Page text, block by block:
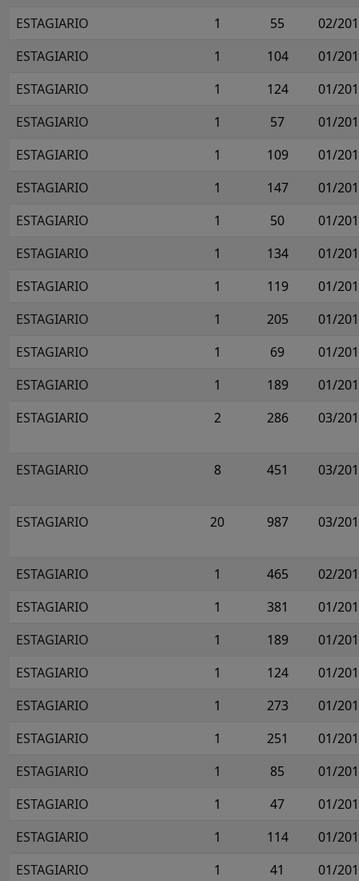
ESTAGIARIO
1 55
02/
ESTAGIARIO
1 104
01/
ESTAGIARIO
1 124
01/
ESTAGIARIO
1 57
01/
ESTAGIARIO
1 109
01/
ESTAGIARIO
1 147
01/
ESTAGIARIO
1 50
01/
ESTAGIARIO
1 134
01/
ESTAGIARIO
1 119
01/
ESTAGIARIO
1 205
01/
ESTAGIARIO
1 69
01/
ESTAGIARIO
1 189
01/
ESTAGIARIO
2 286 03/
ESTAGIARIO 8 451 03/
ESTAGIARIO 20 987 03/
ESTAGIARIO 1 465
02/
ESTAGIARIO
1 381
01/
ESTAGIARIO
1 189
01/
ESTAGIARIO
1 124
01/
ESTAGIARIO
1 273
01/
ESTAGIARIO
1 251
01/
ESTAGIARIO
1 85
01/
ESTAGIARIO
1 47
01/
ESTAGIARIO
1 114
01/
ESTAGIARIO
1 41
01/